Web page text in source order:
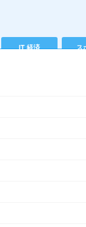
IT 経済 ス